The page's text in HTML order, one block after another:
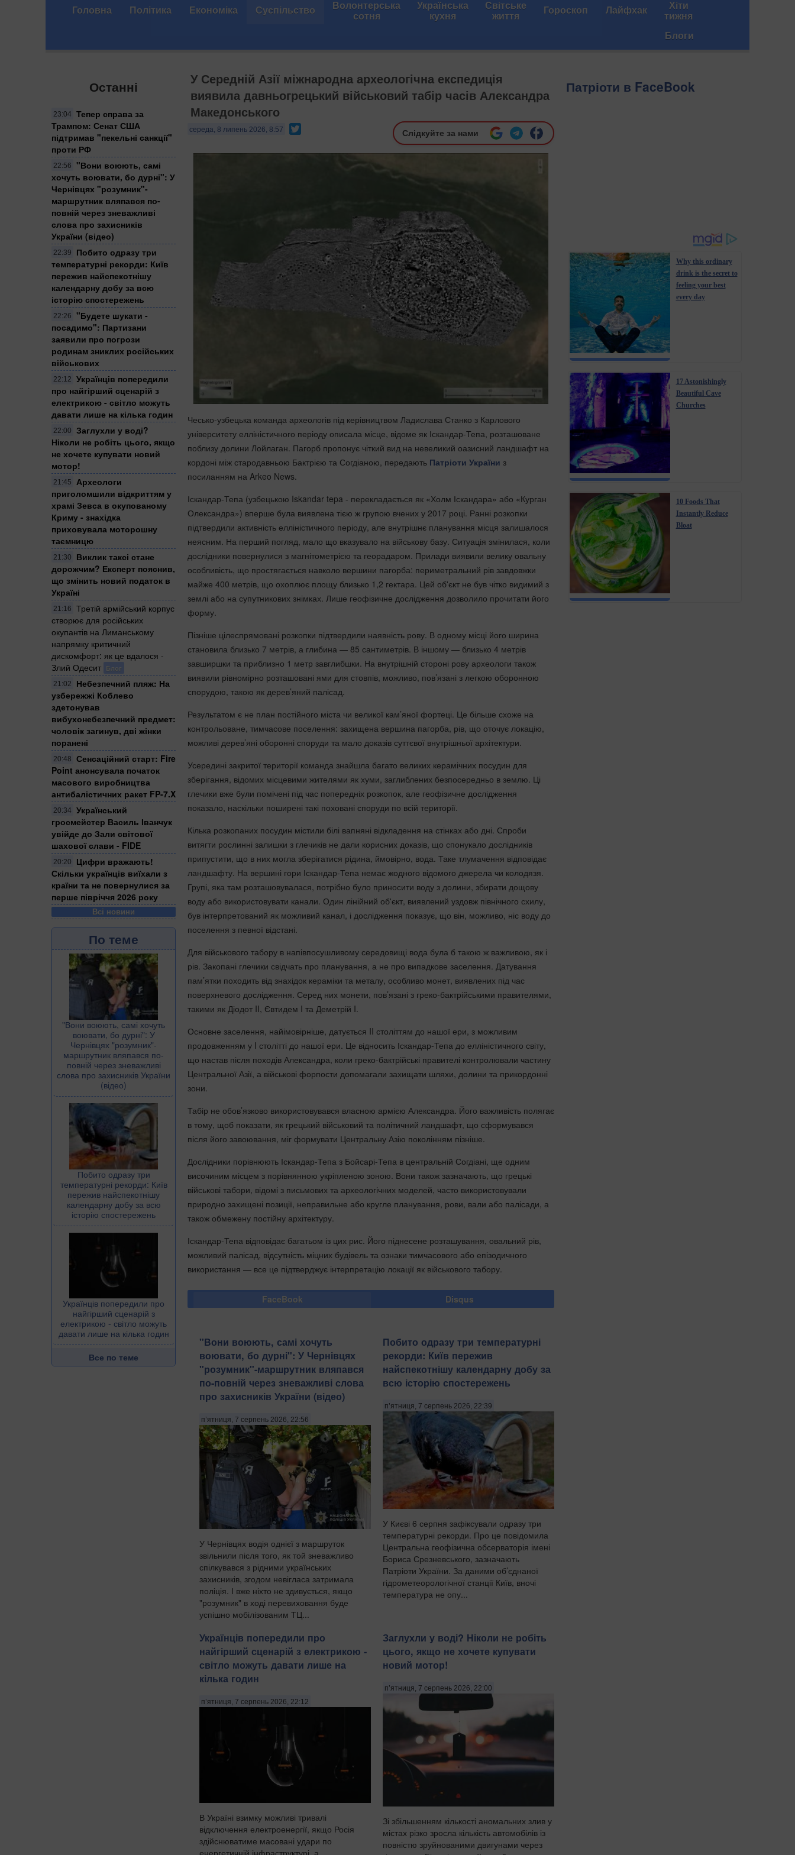
Головна Політика Економіка Суспільство Волонтерська
сотня
Українська
кухня
Світське
життя Гороскоп Лайфхак Хіти
тижня
Блоги
Останні
23:04
Тепер справа за
Трампом: Сенат США
підтримав "пекельні санкції"
проти РФ
22:56
​"Вони воюють, самі
хочуть воювати, бо дурні": У
Чернівцях "розумник"-
маршрутник вляпався по-
повній через зневажливі
слова про захисників
України (відео)
22:39
Побито одразу три
температурні рекорди: Київ
пережив найспекотнішу
календарну добу за всю
історію спостережень
22:26
"Будете шукати -
посадимо": Партизани
заявили про погрози
родинам зниклих російських
військових
22:12
Українців попередили
про найгірший сценарій з
електрикою - світло можуть
давати лише на кілька годин
22:00
Заглухли у воді?
Ніколи не робіть цього, якщо
не хочете купувати новий
мотор!
21:45
Археологи
приголомшили відкриттям у
храмі Зевса в окупованому
Криму - знахідка
приховувала моторошну
таємницю
21:30
Виклик таксі стане
дорожчим? Експерт пояснив,
що змінить новий податок в
Україні
21:16
Третій армійський корпус
створює для російських
окупантів на Лиманському
напрямку критичний
дискомфорт: як це вдалося -
Злий Одесит Блог
21:02
Небезпечний пляж: На
узбережжі Коблево
здетонував
вибухонебезпечний предмет:
чоловік загинув, дві жінки
поранені
20:48
Сенсаційний старт: Fire
Point анонсувала початок
масового виробництва
антибалістичних ракет FP-7.X
20:34
Український
гросмейстер Василь Іванчук
увійде до Зали світової
шахової слави - FIDE
20:20
Цифри вражають!
Скільки українців виїхали з
країни та не повернулися за
перше півріччя 2026 року
Всі новини
По теме
​"Вони воюють, самі хочуть
воювати, бо дурні": У
Чернівцях "розумник"-
маршрутник вляпався по-
повній через зневажливі
слова про захисників України
(відео)
Побито одразу три
температурні рекорди: Київ
пережив найспекотнішу
календарну добу за всю
історію спостережень
Українців попередили про
найгірший сценарій з
електрикою - світло можуть
давати лише на кілька годин
Все по теме
У Середній Азії міжнародна археологічна експедиція
виявила давньогрецький військовий табір часів Александра
Македонського
середа, 8 липень 2026, 8:57 Слідкуйте за нами
Чесько-узбецька команда археологів під керівництвом Ладислава Станко з Карлового
університету елліністичного періоду описала місце, відоме як Іскандар-Тепа, розташоване
поблизу долини Лойлаган. Пагорб пропонує чіткий вид на невеликий оазисний ландшафт на
кордоні між стародавньою Бактрією та Согдіаною, передають Патріоти України з
посиланням на Arkeo News.
Іскандар-Тепа (узбецькою Iskandar tepa - перекладається як «Холм Іскандара» або «Курган
Олександра») вперше була виявлена тією ж групою вчених у 2017 році. Ранні розкопки
підтвердили активність елліністичного періоду, але внутрішнє планування місця залишалося
неясним. На перший погляд, мало що вказувало на військову базу. Ситуація змінилася, коли
дослідники повернулися з магнітометрією та георадаром. Прилади виявили велику овальну
особливість, що простягається навколо вершини пагорба: периметральний рів завдовжки
майже 400 метрів, що охоплює площу близько 1,2 гектара. Цей об'єкт не був чітко видимий з
землі або на супутникових знімках. Лише геофізичне дослідження дозволило прочитати його
форму.
Пізніше цілеспрямовані розкопки підтвердили наявність рову. В одному місці його ширина
становила близько 7 метрів, а глибина — 85 сантиметрів. В іншому — близько 4 метрів
завширшки та приблизно 1 метр завглибшки. На внутрішній стороні рову археологи також
виявили рівномірно розташовані ями для стовпів, можливо, пов’язані з легкою оборонною
спорудою, такою як дерев’яний палісад.
Результатом є не план постійного міста чи великої кам’яної фортеці. Це більше схоже на
контрольоване, тимчасове поселення: захищена вершина пагорба, рів, що оточує локацію,
можливі дерев’яні оборонні споруди та мало доказів суттєвої внутрішньої архітектури.
Усередині закритої території команда знайшла багато великих керамічних посудин для
зберігання, відомих місцевими жителями як хуми, заглиблених безпосередньо в землю. Ці
глечики вже були помічені під час попередніх розкопок, але геофізичне дослідження
показало, наскільки поширені такі поховані споруди по всій території.
Кілька розкопаних посудин містили білі вапняні відкладення на стінках або дні. Спроби
витягти рослинні залишки з глечиків не дали корисних доказів, що спонукало дослідників
припустити, що в них могла зберігатися рідина, ймовірно, вода. Таке тлумачення відповідає
ландшафту. На вершині гори Іскандар-Тепа немає жодного відомого джерела чи колодязя.
Групі, яка там розташовувалася, потрібно було приносити воду з долини, збирати дощову
воду або використовувати канали. Один лінійний об'єкт, виявлений уздовж північного схилу,
був інтерпретований як можливий канал, і дослідження показує, що він, можливо, ніс воду до
поселення з певної відстані.
Для військового табору в напівпосушливому середовищі вода була б такою ж важливою, як і
рів. Закопані глечики свідчать про планування, а не про випадкове заселення. Датування
пам’ятки походить від знахідок кераміки та металу, особливо монет, виявлених під час
поверхневого дослідження. Серед них монети, пов’язані з греко-бактрійськими правителями,
такими як Діодот II, Євтидем I та Деметрій I.
Основне заселення, найімовірніше, датується II століттям до нашої ери, з можливим
продовженням у I столітті до нашої ери. Це відносить Іскандар-Тепа до елліністичного світу,
що настав після походів Александра, коли греко-бактрійські правителі контролювали частину
Центральної Азії, а військові форпости допомагали захищати шляхи, долини та прикордонні
зони.
Табір не обов’язково використовувався власною армією Александра. Його важливість полягає
в тому, щоб показати, як грецький військовий та політичний ландшафт, що сформувався
після його завоювання, міг формувати Центральну Азію поколінням пізніше.
Дослідники порівнюють Іскандар-Тепа з Бойсарі-Тепа в центральній Согдіані, ще одним
височиним місцем з порівнянною укріпленою зоною. Вони також зазначають, що грецькі
військові табори, відомі з письмових та археологічних моделей, часто використовували
природно захищені позиції, неправильне або кругле планування, рови, вали або палісади, а
також обмежену постійну архітектуру.
Іскандар-Тепа відповідає багатьом із цих рис. Його піднесене розташування, овальний рів,
можливий палісад, відсутність міцних будівель та ознаки тимчасового або епізодичного
використання — все це підтверджує інтерпретацію локації як військового табору.
FaceBook Disqus
​"Вони воюють, самі хочуть
воювати, бо дурні": У Чернівцях
"розумник"-маршрутник вляпався
по-повній через зневажливі слова
про захисників України (відео)
п’ятниця, 7 серпень 2026, 22:56
У Чернівцях водія однієї з маршруток
звільнили після того, як той зневажливо
спілкувався з рідними українських
захисників, згодом невігласа затримала
поліція. І вже ніхто не здивується, якщо
"розумник" в ході перевиховання буде
успішно мобілізованим ТЦ...
Побито одразу три температурні
рекорди: Київ пережив
найспекотнішу календарну добу за
всю історію спостережень
п’ятниця, 7 серпень 2026, 22:39
У Києві 6 серпня зафіксували одразу три
температурні рекорди. Про це повідомила
Центральна геофізична обсерваторія імені
Бориса Срезневського, зазначають
Патріоти України. За даними об’єднаної
гідрометеорологічної станції Київ, вночі
температура не опу...
Українців попередили про
найгірший сценарій з електрикою -
світло можуть давати лише на
кілька годин
п’ятниця, 7 серпень 2026, 22:12
В Україні взимку можливі тривалі
відключення електроенергії, якщо Росія
здійснюватиме масовані удари по
Заглухли у воді? Ніколи не робіть
цього, якщо не хочете купувати
новий мотор!
п’ятниця, 7 серпень 2026, 22:00
Зі збільшенням кількості аномальних злив у
містах різко зросла кількість автомобілів із
повністю зруйнованими двигунами через
Патріоти в FaceBook
Why this ordinary
drink is the secret to
feeling your best
every day
17 Astonishingly
Beautiful Cave
Churches
10 Foods That
Instantly Reduce
Bloat